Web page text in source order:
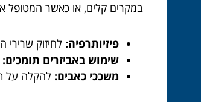
במקרים קלים, או כאשר המטופל
פיזיותרפיה: לחיזוק שרירי
שימוש באביזרים תומכים:
משככי כאבים: להקלה על